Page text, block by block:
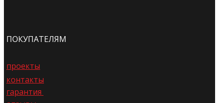
ПОКУПАТЕЛЯМ
проекты
контакты
гарантия